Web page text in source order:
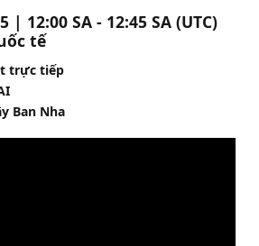
| 12:00 SA - 12:45 SA (UTC)
tế
trực tiếp
Ban Nha